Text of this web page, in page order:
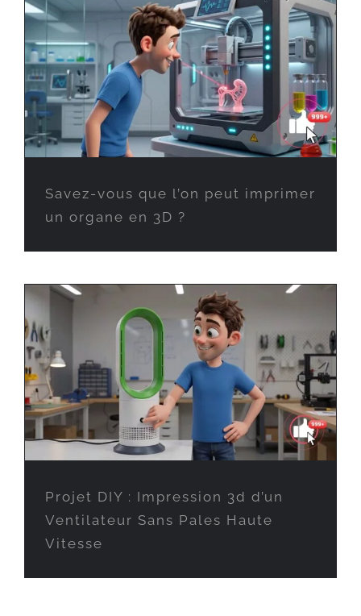
Savez-vous que l’on peut imprimer
un organe en 3D ?
Projet DIY : Impression 3d d’un
Ventilateur Sans Pales Haute
Vitesse